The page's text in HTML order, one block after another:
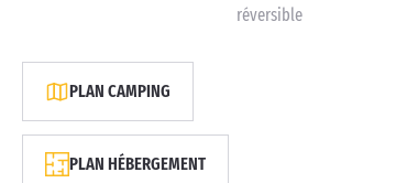
réversible
PLAN CAMPING
PLAN HÉBERGEMENT